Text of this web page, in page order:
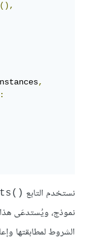
(),
,
:
نستخدم التابع
نموذج، ويُستدعَى
الشروط لمطابقتها